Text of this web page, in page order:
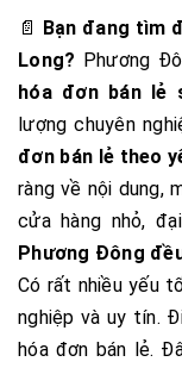
📄 Bạn đang tìm
Long? Phương
hóa đơn bán lẻ
lượng chuyên
đơn bán lẻ theo
ràng về nội dung,
cửa hàng nhỏ,
Phương Đông
Có rất nhiều yếu
nghiệp và uy tín.
hóa đơn bán lẻ.